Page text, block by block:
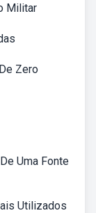
Militar
Zero
Uma Fonte
Utilizados